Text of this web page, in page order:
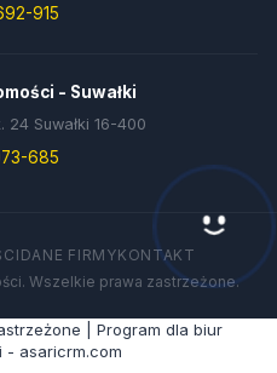
915
- Suwałki
24 Suwałki 16-400
685
DANE FIRMYKONTAKT
Wszelkie prawa zastrzeżone.
| Program dla biur
- asaricrm.com